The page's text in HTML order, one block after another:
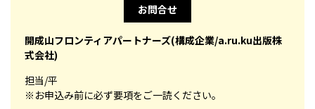
お問合せ
開成山フロンティアパートナーズ(構成企業/a.ru.ku出版株
式会社)
担当/平
※お申込み前に必ず要項をご一読ください。